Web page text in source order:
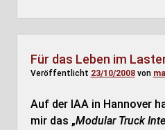
Für das Leben im
Veröffentlicht 23/10/2008von
Auf der IAA in Hannover
mir das „Modular Truck